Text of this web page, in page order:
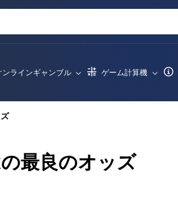
ンラインギャンブル ゲーム計算機
最良のオッズ